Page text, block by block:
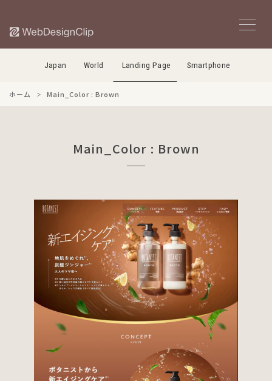
Japan World Landing Page Smartphone
ホーム Main_Color : Brown
Main_Color : Brown